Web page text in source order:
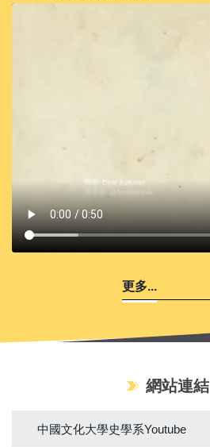
更多...
網站連結
中國文化大學史學系Youtube